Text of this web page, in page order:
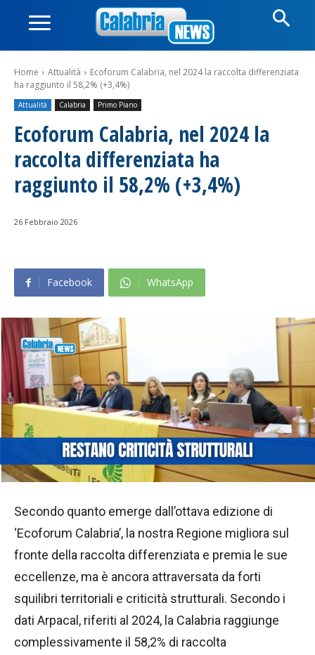
Home Attualità
Ecoforum Calabria, nel 2024 la raccolta differenziata
ha raggiunto il 58,2% (+3,4%)
Attualità Calabria Primo Piano
Ecoforum Calabria, nel 2024 la
raccolta differenziata ha
raggiunto il 58,2% (+3,4%)
26 Febbraio 2026
Facebook WhatsApp
Secondo quanto emerge dall’ottava edizione di
‘Ecoforum Calabria’, la nostra Regione migliora sul
fronte della raccolta differenziata e premia le sue
eccellenze, ma è ancora attraversata da forti
squilibri territoriali e criticità strutturali. Secondo i
dati Arpacal, riferiti al 2024, la Calabria raggiunge
complessivamente il 58,2% di raccolta